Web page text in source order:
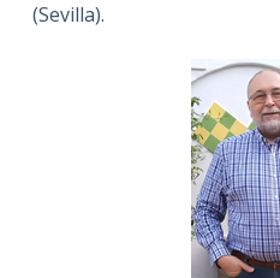
(Sevilla).